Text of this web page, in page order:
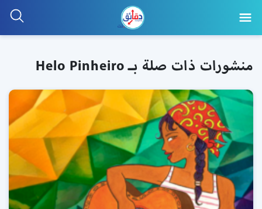
منشورات ذات صلة بـ Helo Pinheiro